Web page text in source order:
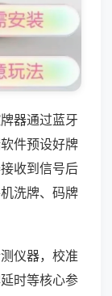
器通过蓝牙
件预设好牌
收到信号后
洗牌、码牌
仪器，校准
时等核心参